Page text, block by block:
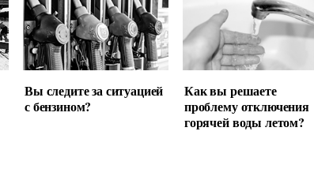
Вы следите за ситуацией
с бензином?
Как вы решаете
проблему отключения
горячей воды летом?